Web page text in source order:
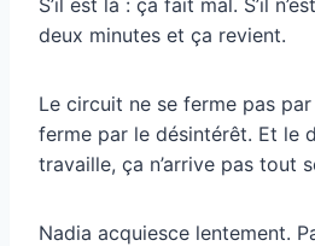
deux minutes et ça revient.
Le circuit ne se ferme pas
ferme par le désintérêt. Et le
travaille, ça n’arrive pas tout
Nadia acquiesce lentement.